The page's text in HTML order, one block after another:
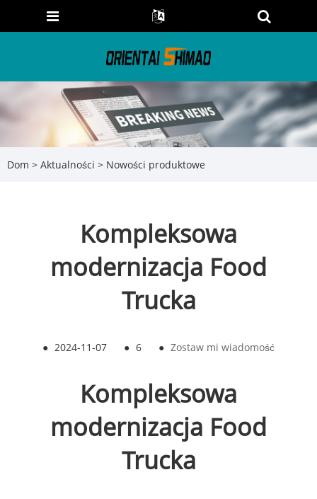
Dom > Aktualności > Nowości produktowe
Kompleksowa
modernizacja Food
Trucka
● 2024-11-07 ● 6 ● Zostaw mi wiadomość
Kompleksowa
modernizacja Food
Trucka